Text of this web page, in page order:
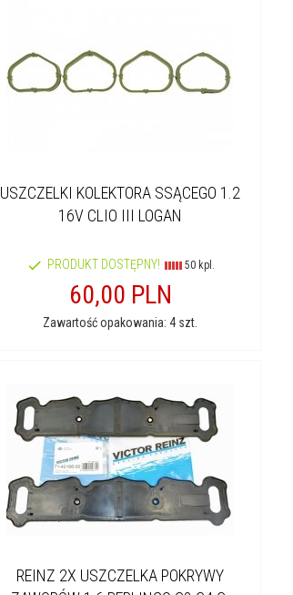
USZCZELKI KOLEKTORA SSĄCEGO 1.2
16V CLIO III LOGAN
PRODUKT DOSTĘPNY! 50 kpl.
60,00 PLN
Zawartość opakowania: 4 szt.
REINZ 2X USZCZELKA POKRYWY